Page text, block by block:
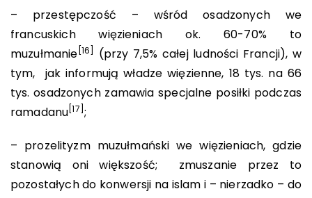
– przestępczość – wśród osadzonych we
francuskich więzieniach ok. 60-70% to
muzułmanie [16]
(przy 7,5% całej ludności Francji), w
tym, jak informują władze więzienne, 18 tys. na 66
tys. osadzonych zamawia specjalne posiłki podczas
ramadanu [17] ;
– prozelityzm muzułmański we więzieniach, gdzie
stanowią oni większość; zmuszanie przez to
pozostałych do konwersji na islam i – nierzadko – do